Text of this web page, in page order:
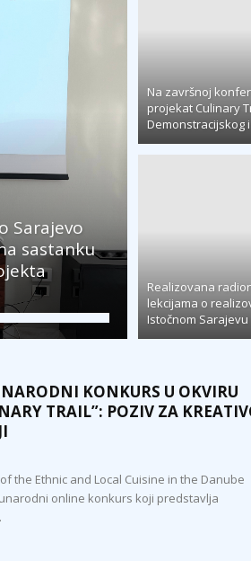
Sarajevo
sastanku
Na završnoj
projekat Culinary
Demonstracijskog
Realizovana
lekcijama o
Istočnom Sarajevu
KONKURS U OKVIRU
TRAIL”: POZIV ZA
the Ethnic and Local Cuisine in the Danube
online konkurs koji predstavlja